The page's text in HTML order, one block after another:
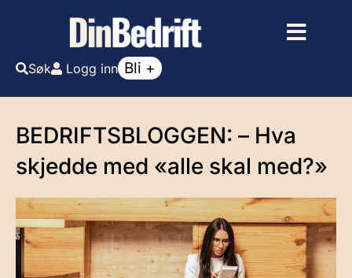
Søk Logg inn Bli +
BEDRIFTSBLOGGEN: – Hva
skjedde med «alle skal med?»